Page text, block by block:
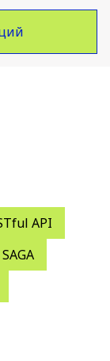
API
SAGA